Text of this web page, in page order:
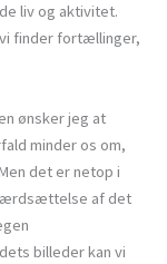
liv og aktivitet.
finder fortællinger,
ønsker jeg at
minder os om,
det er netop i
af det
billeder kan vi